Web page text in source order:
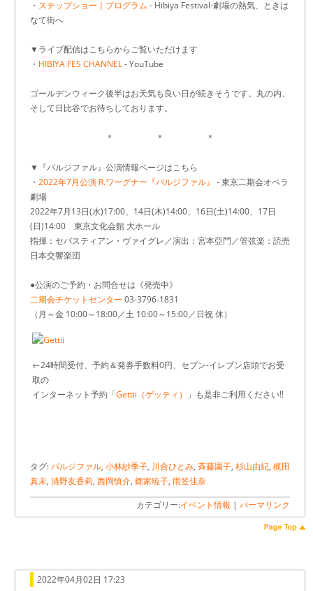
・ ステップショー｜プログラム - Hibiya Festival-劇場の熱気、ときは
なて街へ
▼ライブ配信はこちらからご覧いただけます
・ HIBIYA FES CHANNEL- YouTube
ゴールデンウィーク後半はお天気も良い日が続きそうです。丸の内、
そして日比谷でお待ちしております。
＊ ＊ ＊
▼『パルジファル』公演情報ページはこちら
・ 2022年7月公演 R.ワーグナー『パルジファル』 - 東京二期会オペラ
劇場
2022年7月13日(水)17:00、14日(木)14:00、16日(土)14:00、17日
(日)14:00 東京文化会館 大ホール
指揮：セバスティアン・ヴァイグレ／演出：宮本亞門／管弦楽：読売
日本交響楽団
●公演のご予約・お問合せは《発売中》
二期会チケットセンター 03-3796-1831
（月～金 10:00～18:00／土 10:00～15:00／日祝 休）
←24時間受付、予約＆発券手数料0円、セブン-イレブン店頭でお受
取の
インターネット予約「Gettii（ゲッティ） 」も是非ご利用ください!!
タグ:パルジファル, 小林紗季子, 川合ひとみ, 斉藤園子, 杉山由紀, 梶田
真未, 清野友香莉, 西岡慎介, 郷家暁子, 雨笠佳奈
カテゴリー:イベント情報 | パーマリンク
2022年04月02日 17:23